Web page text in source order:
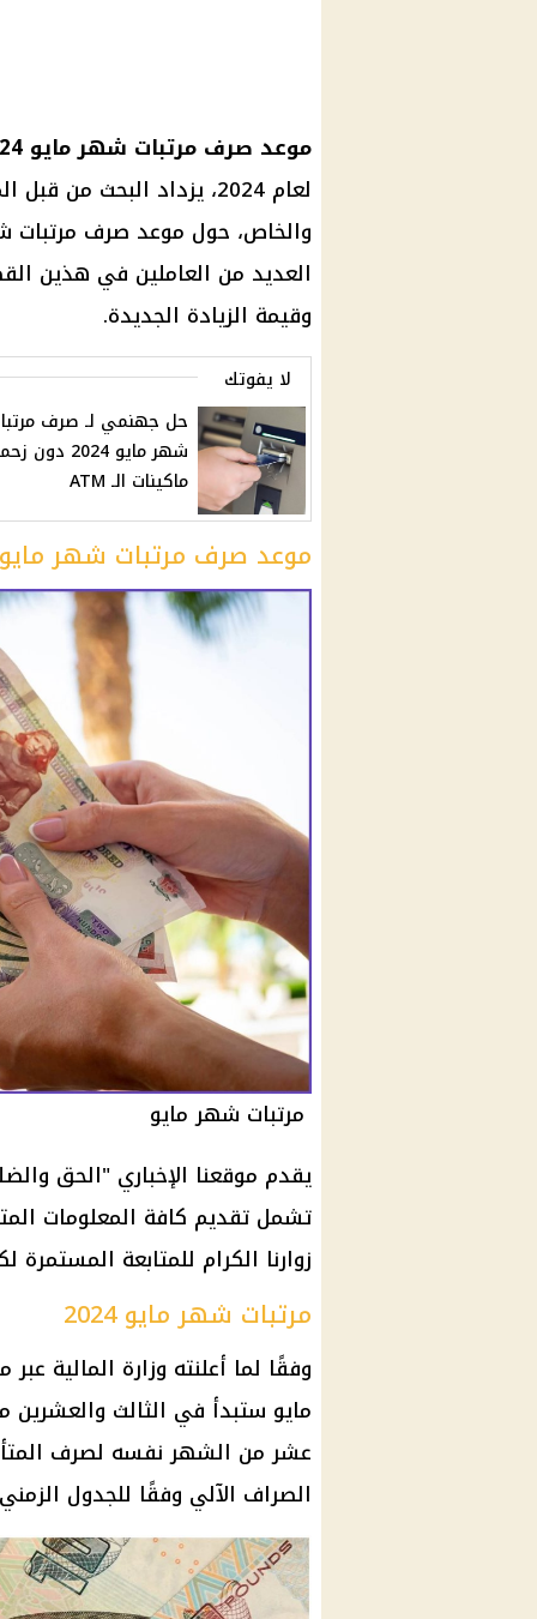
موعد صرف مرتبات شهر مايو
لعام 2024، يزداد البحث
والخاص، حول موعد صرف مرتبات
العديد من العاملين في هذين
وقيمة الزيادة الجديدة.
لا يفوتك
حل جهنمي لـ صرف
شهر مايو 2024 دون
ماكينات الـ ATM
موعد صرف مرتبات شهر مايو
مرتبات شهر مايو
يقدم موقعنا الإخباري "الحق
زوارنا الكرام للمتابعة
مرتبات شهر مايو 2024
وفقًا لما أعلنته وزارة المالية عبر
مايو ستبدأ في الثالث والعشرين
عشر من الشهر نفسه لصرف
الصراف الآلي وفقًا للجدول